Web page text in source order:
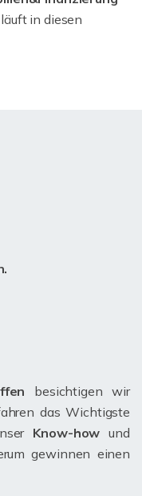
in diesen
besichtigen wir
das Wichtigste
Know-how und
gewinnen einen